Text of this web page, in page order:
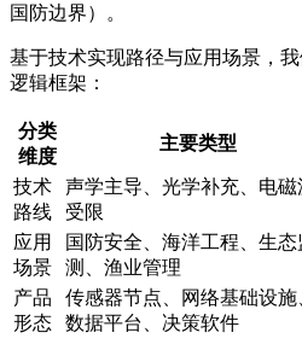
国防边界）。
基于技术实现路径与应用场景，
逻辑框架：
分类
维度
主要类型
技术
路线
声学主导、光学补充、电磁
受限
应用
场景
国防安全、海洋工程、生态
测、渔业管理
产品
形态
传感器节点、网络基础设施
数据平台、决策软件